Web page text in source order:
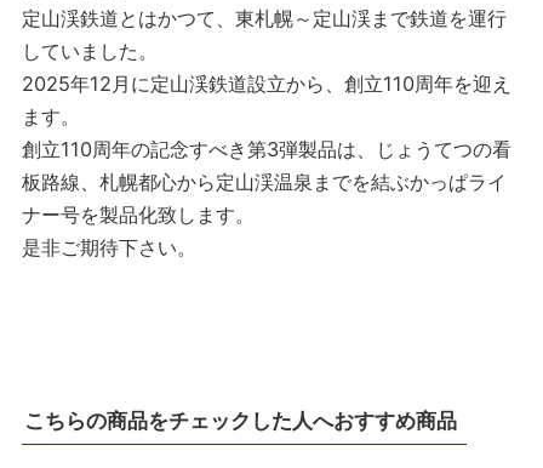
定山渓鉄道とはかつて、東札幌～定山渓まで鉄道を運行
していました。
2025年12月に定山渓鉄道設立から、創立110周年を迎え
ます。
創立110周年の記念すべき第3弾製品は、じょうてつの看
板路線、札幌都心から定山渓温泉までを結ぶかっぱライ
ナー号を製品化致します。
是非ご期待下さい。
こちらの商品をチェックした人へおすすめ商品